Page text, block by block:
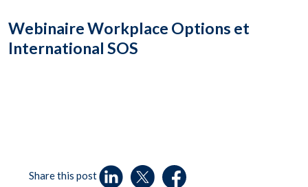
Webinaire Workplace Options et
International SOS
Share this post